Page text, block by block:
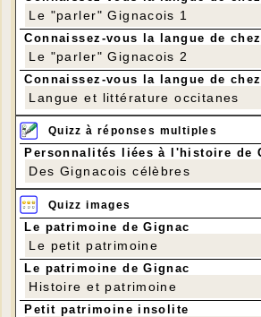
Le "parler" Gignacois 1
Connaissez-vous la langue de
Le "parler" Gignacois 2
Connaissez-vous la langue de
Langue et littérature occitanes
Quizz à réponses multiples
Personnalités liées à l'histoire de
Des Gignacois célèbres
Quizz images
Le patrimoine de Gignac
Le petit patrimoine
Le patrimoine de Gignac
Histoire et patrimoine
Petit patrimoine insolite